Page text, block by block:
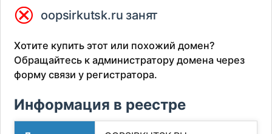
⮿ oopsirkutsk.ru занят
Хотите купить этот или похожий домен?
Обращайтесь к администратору домена через
форму связи у регистратора.
Информация в реестре